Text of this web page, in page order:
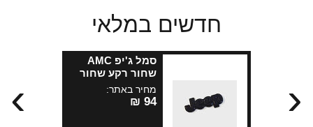
ב. ינוביץ
חדשים במלאי
סמל ג'יפ AMC
שחור רקע שחור
מחיר באתר:
94 ₪
› ‹